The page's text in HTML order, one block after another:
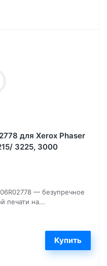
для Xerox Phaser
3225, 3000
— безупречное
печати на...